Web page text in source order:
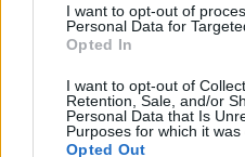
I want to opt-out of
Personal Data for
Opted In
I want to opt-out of
Retention, Sale, and/or
Personal Data that Is
Purposes for which it was
Opted Out